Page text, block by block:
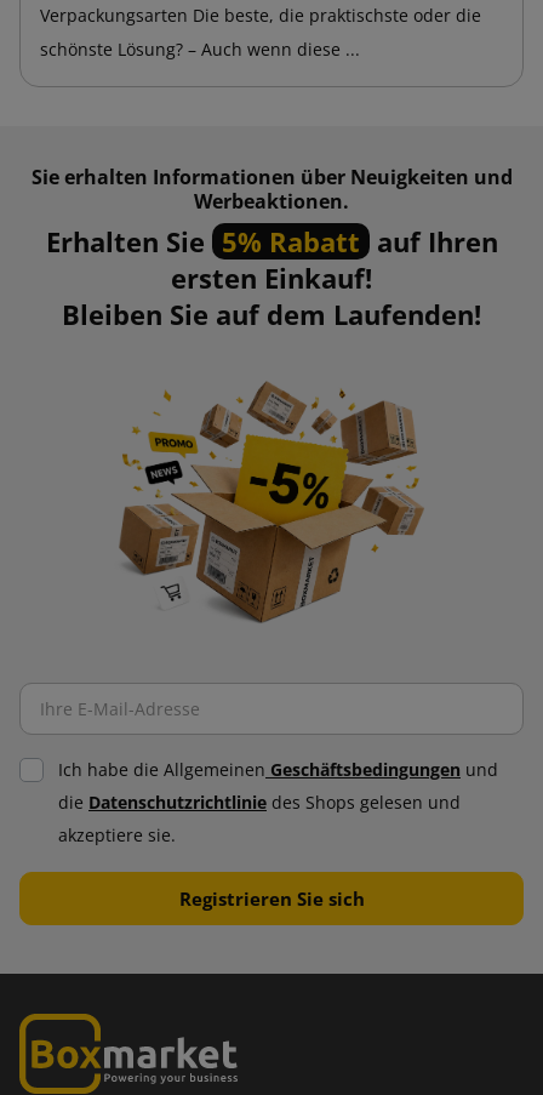
lange Zeit auf der Oberfläche haften.
Witterungsbeständig:Behält seine Klebeeigenschaften
auch bei rauen Bedingungen wie Regen oder niedrigen
Verpackungsarten Die beste, die praktischste oder die
schönste Lösung? – Auch wenn diese ...
Sie erhalten Informationen über Neuigkeiten und
Werbeaktionen.
Erhalten Sie 5% Rabatt auf Ihren
ersten Einkauf!
Bleiben Sie auf dem Laufenden!
Ich habe die Allgemeinen Geschäftsbedingungen und
die Datenschutzrichtlinie des Shops gelesen und
akzeptiere sie.